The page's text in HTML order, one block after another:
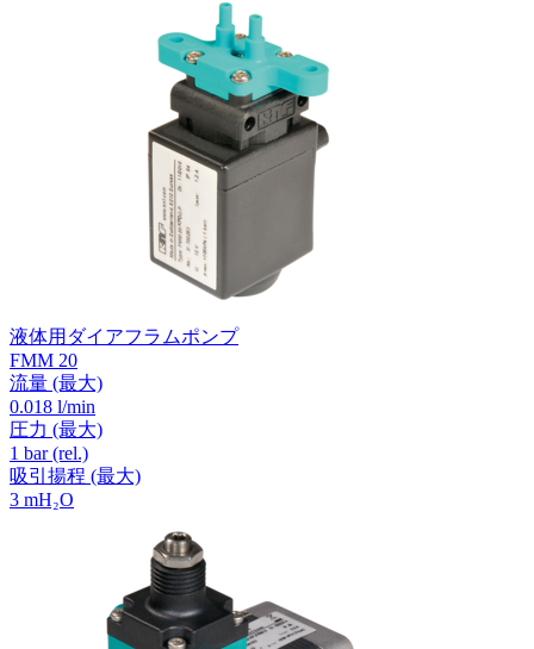
液体用ダイアフラムポンプ
FMM 20
流量 (最大)
0.018 l/min
圧力 (最大)
1 bar (rel.)
吸引揚程 (最大)
3 mH₂O